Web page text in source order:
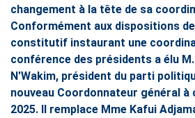
changement à la tête de sa
Conformément aux dispositions
constitutif instaurant une
conférence des présidents a élu
N'Wakim, président du parti
nouveau Coordonnateur général à
2025. Il remplace Mme Kafui